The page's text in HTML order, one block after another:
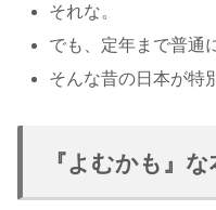
それな。
でも、定年まで普通
そんな昔の日本が特
『よむかも』